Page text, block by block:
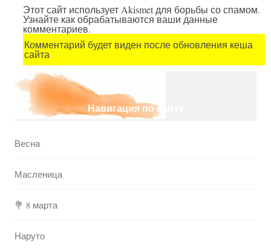
Этот сайт использует Akismet для борьбы со спамом.
Узнайте как обрабатываются ваши данные
комментариев.
Комментарий будет виден после обновления кеша
сайта
Навигация по сайту
Весна
Масленица
💐 8 марта
Наруто